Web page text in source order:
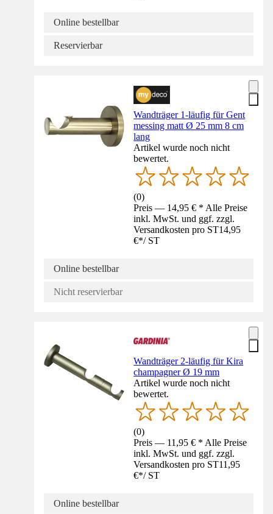
Online bestellbar
Reservierbar
Wandträger 1-läufig für Gent
messing matt Ø 25 mm 8 cm
lang
Artikel wurde noch nicht
bewertet.
(0)
Preis — 14,95 € * Alle Preise
inkl. MwSt. und ggf. zzgl.
Versandkosten pro ST14,95
€*/ ST
Online bestellbar
Nicht reservierbar
Wandträger 2-läufig für Kira
champagner Ø 19 mm
Artikel wurde noch nicht
bewertet.
(0)
Preis — 11,95 € * Alle Preise
inkl. MwSt. und ggf. zzgl.
Versandkosten pro ST11,95
€*/ ST
Online bestellbar